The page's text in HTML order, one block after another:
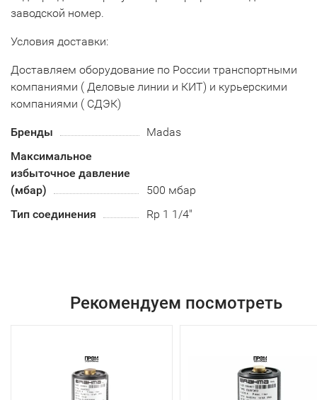
заводской номер.
Условия доставки:
Доставляем оборудование по России транспортными
компаниями ( Деловые линии и КИТ) и курьерскими
компаниями ( СДЭК)
Бренды
Madas
Максимальное
избыточное давление
(мбар)
500 мбар
Тип соединения
Rp 1 1/4"
Рекомендуем посмотреть